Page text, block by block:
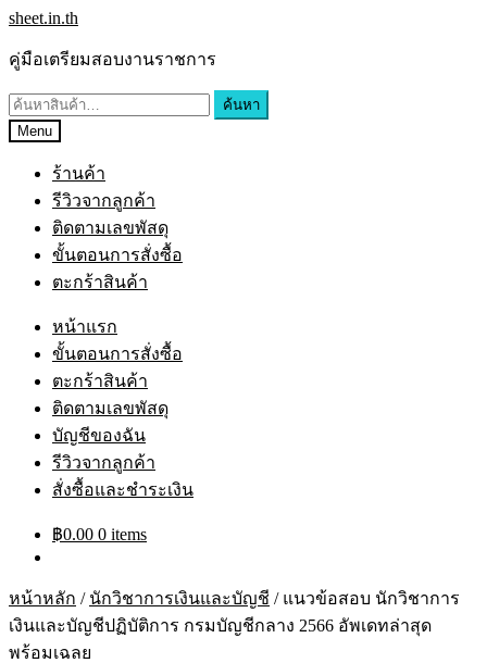
sheet.in.th
คู่มือเตรียมสอบงานราชการ
ค้นหา
Menu
ร้านค้า
รีวิวจากลูกค้า
ติดตามเลขพัสดุ
ขั้นตอนการสั่งซื้อ
ตะกร้าสินค้า
หน้าแรก
ขั้นตอนการสั่งซื้อ
ตะกร้าสินค้า
ติดตามเลขพัสดุ
บัญชีของฉัน
รีวิวจากลูกค้า
สั่งซื้อและชำระเงิน
฿0.00 0 items
หน้าหลัก / นักวิชาการเงินและบัญชี / แนวข้อสอบ นักวิชาการ
เงินและบัญชีปฏิบัติการ กรมบัญชีกลาง 2566 อัพเดทล่าสุด
พร้อมเฉลย